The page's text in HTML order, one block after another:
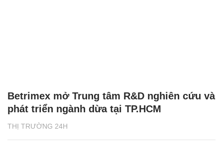
THỊ TRƯỜNG 24H
Betrimex mở Trung tâm R&D nghiên cứu và
phát triển ngành dừa tại TP.HCM